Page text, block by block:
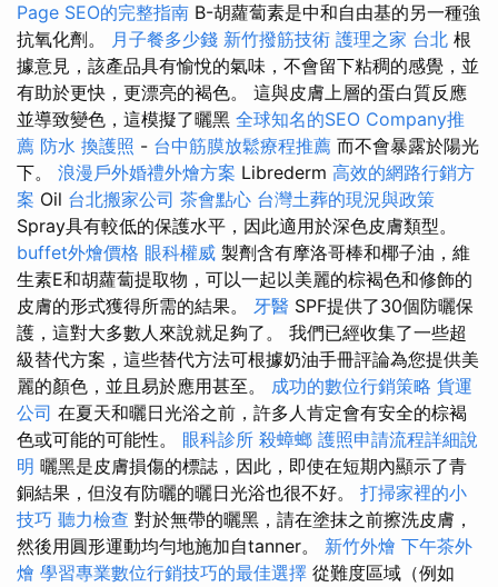
Page SEO的完整指南 Β-胡蘿蔔素是中和自由基的另一種強
抗氧化劑。 月子餐多少錢 新竹撥筋技術 護理之家 台北 根
據意見，該產品具有愉悅的氣味，不會留下粘稠的感覺，並
有助於更快，更漂亮的褐色。 這與皮膚上層的蛋白質反應
並導致變色，這模擬了曬黑 全球知名的SEO Company推
薦 防水 換護照 - 台中筋膜放鬆療程推薦 而不會暴露於陽光
下。 浪漫戶外婚禮外燴方案 Librederm 高效的網路行銷方
案 Oil 台北搬家公司 茶會點心 台灣土葬的現況與政策
Spray具有較低的保護水平，因此適用於深色皮膚類型。
buffet外燴價格 眼科權威 製劑含有摩洛哥棒和椰子油，維
生素E和胡蘿蔔提取物，可以一起以美麗的棕褐色和修飾的
皮膚的形式獲得所需的結果。 牙醫 SPF提供了30個防曬保
護，這對大多數人來說就足夠了。 我們已經收集了一些超
級替代方案，這些替代方法可根據奶油手冊評論為您提供美
麗的顏色，並且易於應用甚至。 成功的數位行銷策略 貨運
公司 在夏天和曬日光浴之前，許多人肯定會有安全的棕褐
色或可能的可能性。 眼科診所 殺蟑螂 護照申請流程詳細說
明 曬黑是皮膚損傷的標誌，因此，即使在短期內顯示了青
銅結果，但沒有防曬的曬日光浴也很不好。 打掃家裡的小
技巧 聽力檢查 對於無帶的曬黑，請在塗抹之前擦洗皮膚，
然後用圓形運動均勻地施加自tanner。 新竹外燴 下午茶外
燴 學習專業數位行銷技巧的最佳選擇 從難度區域（例如